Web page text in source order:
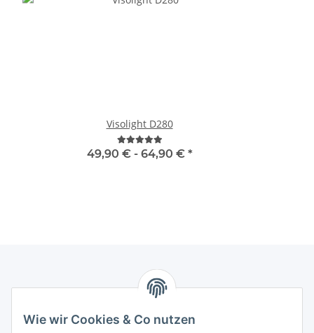
Visolight D280
49,90 € - 64,90 € *
Newsletter Abonnieren
Bitte senden Sie mir entsprechend Ihrer
Wie wir Cookies & Co nutzen